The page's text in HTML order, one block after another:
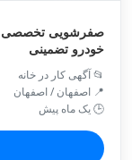
صفرشویی تخصصی
خودرو تضمینی
📂 آگهی کار در خانه
📍 اصفهان / اصفهان
🕒 یک ماه پیش